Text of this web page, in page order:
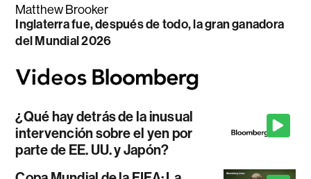
Matthew Brooker
Inglaterra fue, después de todo, la gran ganadora
del Mundial 2026
¿Qué hay detrás de la inusual
intervención sobre el yen por
parte de EE. UU. y Japón?